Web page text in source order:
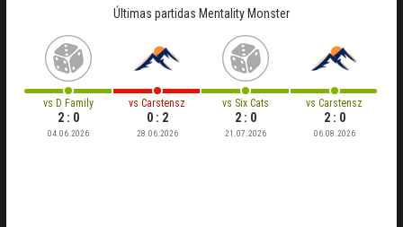
Últimas partidas Mentality Monster
vs D Family
2 : 0
04.06.2026
vsCarstensz
0 : 2
28.06.2026
vs Six Cats
2 : 0
21.07.2026
vsCarstensz
2 : 0
06.08.2026